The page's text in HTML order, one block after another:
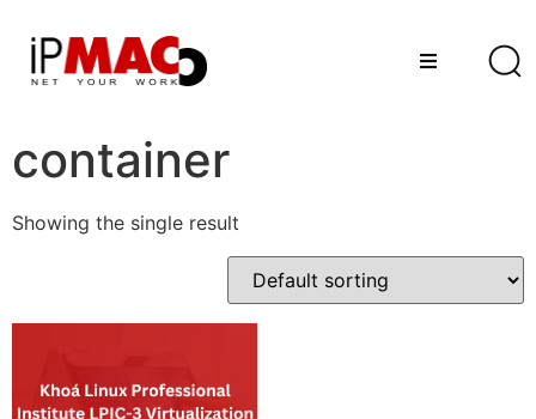
container
Showing the single result